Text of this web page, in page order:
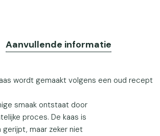
Aanvullende informatie
wordt gemaakt volgens een oud recept
smaak ontstaat door
proces. De kaas is
gerijpt, maar zeker niet